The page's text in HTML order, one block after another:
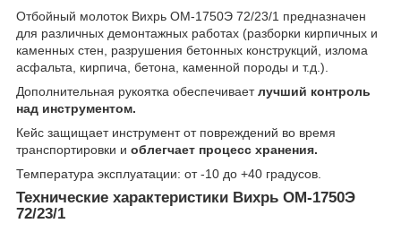
Отбойный молоток Вихрь ОМ-1750Э 72/23/1 предназначен
для различных демонтажных работах (разборки кирпичных и
каменных стен, разрушения бетонных конструкций, излома
асфальта, кирпича, бетона, каменной породы и т.д.).
Дополнительная рукоятка обеспечиваетлучший контроль
над инструментом.
Кейс защищает инструмент от повреждений во время
транспортировки и облегчает процесс хранения.
Температура эксплуатации: от -10 до +40 градусов.
Технические характеристики Вихрь ОМ-1750Э
72/23/1